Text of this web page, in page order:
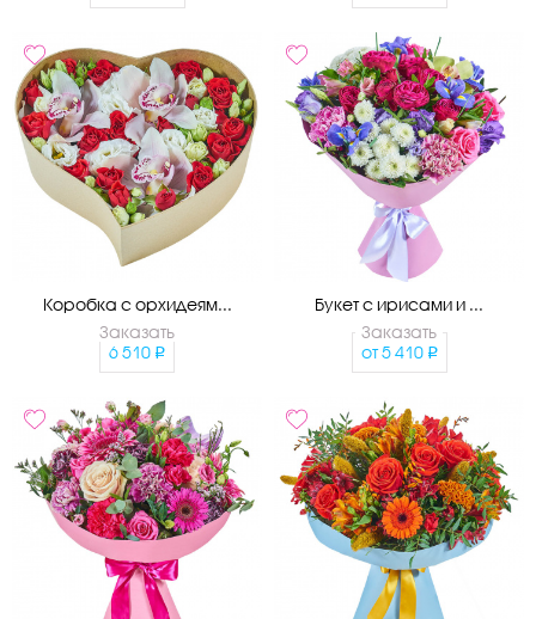
Коробка с орхидеям...
Заказать
6 510
Букет с ирисами и ...
Заказать
от 5 410